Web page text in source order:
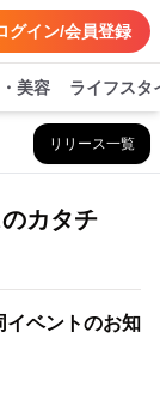
グイン/会員登録
美容 ライフスタ
リリース一覧
のカタチ
イベントのお知